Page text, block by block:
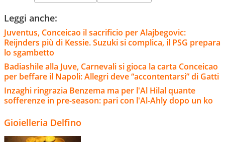
Leggi anche:
Juventus, Conceicao il sacrificio per Alajbegovic:
Reijnders più di Kessie. Suzuki si complica, il PSG prepara
lo sgambetto
Badiashile alla Juve, Carnevali si gioca la carta Conceicao
per beffare il Napoli: Allegri deve “accontentarsi” di Gatti
Inzaghi ringrazia Benzema ma per l'Al Hilal quante
sofferenze in pre-season: pari con l'Al-Ahly dopo un ko
Gioielleria Delfino